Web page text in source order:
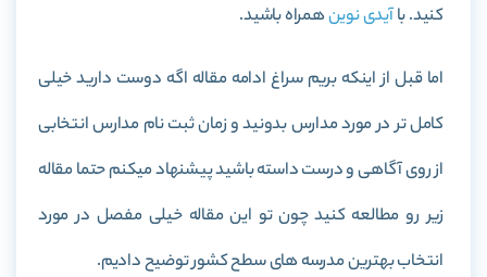
کنید. باآیدی نوینهمراه باشید.
اما قبل از اینکه بریم سراغ ادامه مقاله اگه دوست دارید خیلی
کامل تر در مورد مدارس بدونید و زمان ثبت نام مدارس انتخابی
از روی آگاهی و درست داسته باشید پیشنهاد میکنم حتما مقاله
زیر رو مطالعه کنید چون تو این مقاله خیلی مفصل در مورد
انتخاب بهترین مدرسه های سطح کشور توضیح دادیم.